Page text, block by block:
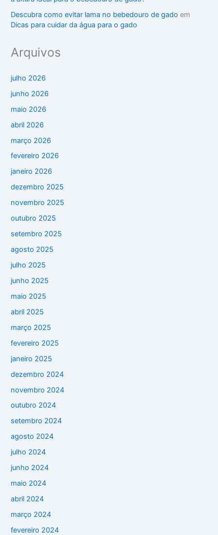
Descubra como evitar lama no bebedouro de gado em
Dicas para cuidar da água para o gado
Arquivos
julho 2026
junho 2026
maio 2026
abril 2026
março 2026
fevereiro 2026
janeiro 2026
dezembro 2025
novembro 2025
outubro 2025
setembro 2025
agosto 2025
julho 2025
junho 2025
maio 2025
abril 2025
março 2025
fevereiro 2025
janeiro 2025
dezembro 2024
novembro 2024
outubro 2024
setembro 2024
agosto 2024
julho 2024
junho 2024
maio 2024
abril 2024
março 2024
fevereiro 2024